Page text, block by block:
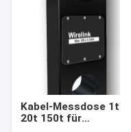
Kabel-Messdose 1t
20t 150t für